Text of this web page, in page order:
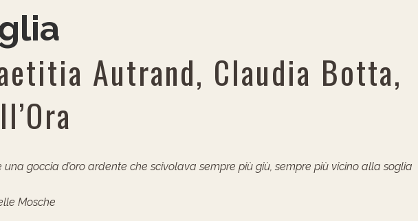
Autrand, Claudia Botta,
una goccia d’oro ardente che scivolava sempre più giù, sempre più vicino alla soglia
Mosche